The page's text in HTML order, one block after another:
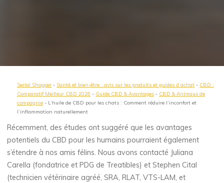
Serial Shopper - Santé et bien-être : avis sur les produits et guides d’achat - CBD :
Comparatif Meilleur CBD 2026 - Guide CBD & Avantages - CBD & Animaux de
compagnie - L’huile de CBD pour les chats : Comment réduire l’inconfort et
l’inflammation naturellement
Récemment, des études ont suggéré que les avantages
potentiels du CBD pour les humains pourraient également
s’étendre à nos amis félins. Nous avons contacté Juliana
Carella (fondatrice et PDG de Treatibles) et Stephen Cital
(technicien vétérinaire agréé, SRA, RLAT, VTS-LAM, et